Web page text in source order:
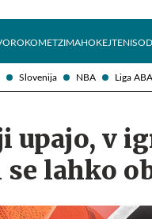
Slovenija NBA Liga ABA
ROKOMETZIMAHOKEJTENIS
upajo, v
lahko